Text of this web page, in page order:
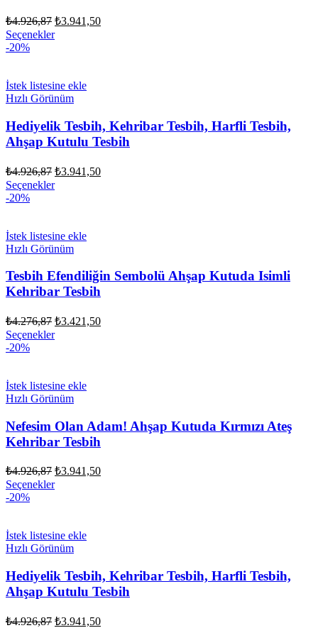
₺4.926,87 Orijinal
fiyat:
₺3.941,50Şu
Seçenekler
-20%
İstek listesine ekle
Hızlı Görünüm
Hediyelik Tesbih, Kehribar Tesbih, Harfli Tesbih,
Ahşap Kutulu Tesbih
₺4.926,87 Orijinal
fiyat:
₺3.941,50Şu
Seçenekler
-20%
İstek listesine ekle
Hızlı Görünüm
Tesbih Efendiliğin Sembolü Ahşap Kutuda Isimli
Kehribar Tesbih
₺4.276,87 Orijinal
fiyat:
₺3.421,50Şu
Seçenekler
-20%
İstek listesine ekle
Hızlı Görünüm
Nefesim Olan Adam! Ahşap Kutuda Kırmızı Ateş
Kehribar Tesbih
₺4.926,87 Orijinal
fiyat:
₺3.941,50Şu
Seçenekler
-20%
İstek listesine ekle
Hızlı Görünüm
Hediyelik Tesbih, Kehribar Tesbih, Harfli Tesbih,
Ahşap Kutulu Tesbih
₺4.926,87 Orijinal
₺3.941,50Şu